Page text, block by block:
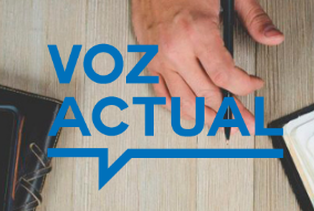
contenido